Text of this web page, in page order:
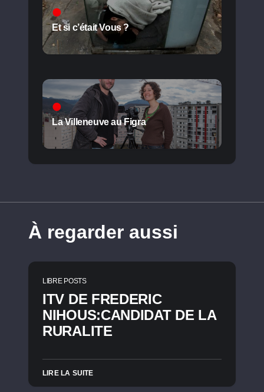
Et si c’était Vous ?
La Villeneuve au Figra
À regarder aussi
LIBRE POSTS
ITV DE FREDERIC
NIHOUS:CANDIDAT DE LA
RURALITE
LIRE LA SUITE